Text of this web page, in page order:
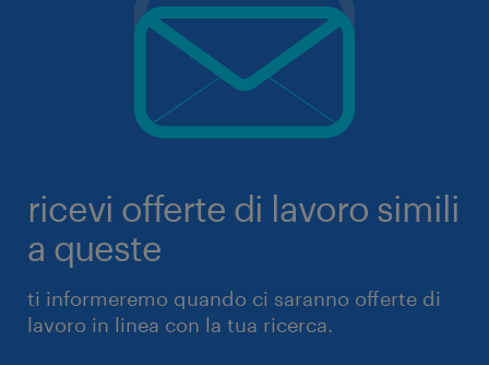
ricevi offerte di lavoro simili
a queste
ti informeremo quando ci saranno offerte di
lavoro in linea con la tua ricerca.